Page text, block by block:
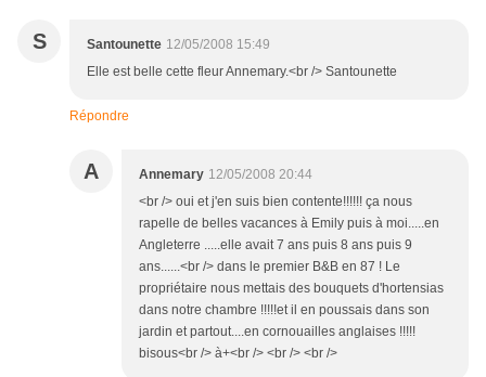
S Santounette 12/05/2008 15:49
Elle est belle cette fleur Annemary.<br /> Santounette
Répondre
A Annemary 12/05/2008 20:44
<br /> oui et j'en suis bien contente!!!!!! ça nous
rapelle de belles vacances à Emily puis à moi.....en
Angleterre .....elle avait 7 ans puis 8 ans puis 9
ans......<br /> dans le premier B&B en 87 ! Le
propriétaire nous mettais des bouquets d'hortensias
dans notre chambre !!!!!et il en poussais dans son
jardin et partout....en cornouailles anglaises !!!!!
bisous<br /> à+<br /> <br /> <br />